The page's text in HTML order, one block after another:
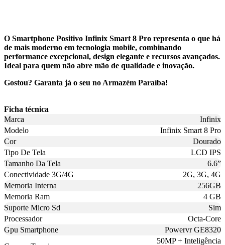
O Smartphone Positivo Infinix Smart 8 Pro representa o que há
de mais moderno em tecnologia mobile, combinando
performance excepcional, design elegante e recursos avançados.
Ideal para quem não abre mão de qualidade e inovação.
Gostou? Garanta já o seu no Armazém Paraíba!
Ficha técnica
Marca
Infinix
Modelo
Infinix Smart 8 Pro
Cor
Dourado
Tipo De Tela
LCD IPS
Tamanho Da Tela
6.6”
Conectividade 3G/4G
2G, 3G, 4G
Memoria Interna
256GB
Memoria Ram
4 GB
Suporte Micro Sd
Sim
Processador
Octa-Core
Gpu Smartphone
Powervr GE8320
50MP + Inteligência